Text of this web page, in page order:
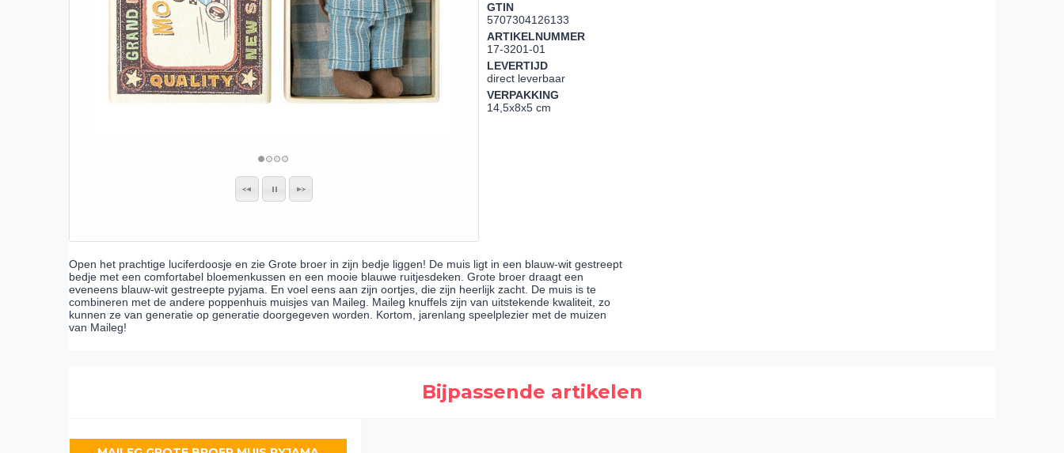
GTIN
5707304126133
ARTIKELNUMMER
17-3201-01
LEVERTIJD
direct leverbaar
VERPAKKING
14,5x8x5 cm
Open het prachtige luciferdoosje en zie Grote broer in zijn bedje liggen! De muis ligt in een blauw-wit gestreept
bedje met een comfortabel bloemenkussen en een mooie blauwe ruitjesdeken. Grote broer draagt een
eveneens blauw-wit gestreepte pyjama. En voel eens aan zijn oortjes, die zijn heerlijk zacht. De muis is te
combineren met de andere poppenhuis muisjes van Maileg. Maileg knuffels zijn van uitstekende kwaliteit, zo
kunnen ze van generatie op generatie doorgegeven worden. Kortom, jarenlang speelplezier met de muizen
van Maileg!
Bijpassende artikelen